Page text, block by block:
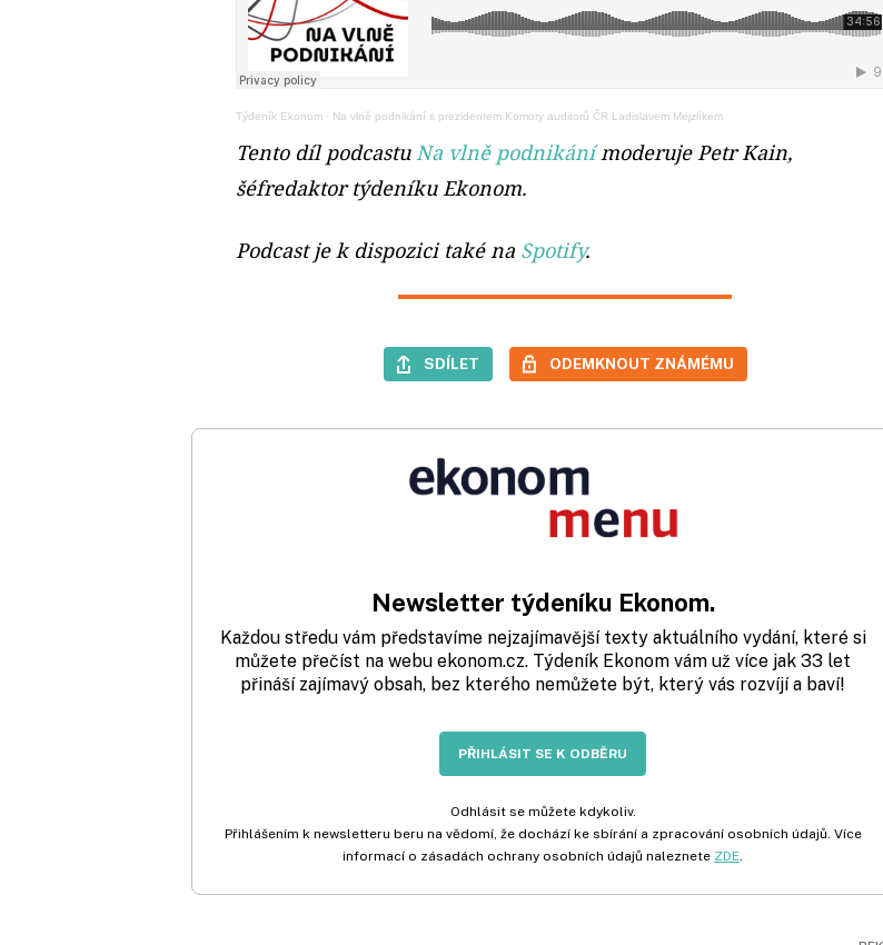
Týdeník Ekonom · Na vlně podnikání s prezidentem Komory auditorů ČR Ladislavem Mejzlíkem
Tento díl podcastuNa vlně podnikánímoderuje Petr Kain,
šéfredaktor týdeníku Ekonom.
Podcast je k dispozici také na Spotify.
SDÍLET ODEMKNOUT ZNÁMÉMU
Newsletter týdeníku Ekonom.
Každou středu vám představíme nejzajímavější texty aktuálního vydání, které si
můžete přečíst na webu ekonom.cz. Týdeník Ekonom vám už více jak 33 let
přináší zajímavý obsah, bez kterého nemůžete být, který vás rozvíjí a baví!
PŘIHLÁSIT SE K ODBĚRU
Odhlásit se můžete kdykoliv.
Přihlášením k newsletteru beru na vědomí, že dochází ke sbírání a zpracování osobních údajů. Více
informací o zásadách ochrany osobních údajů naleznete ZDE.